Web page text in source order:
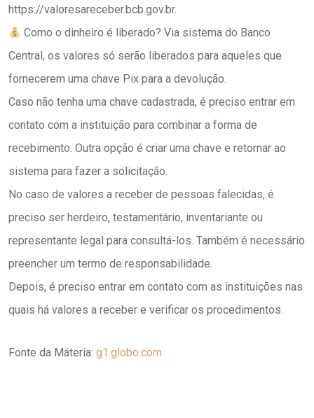
https://valoresareceber.bcb.gov.br.
Como o dinheiro é liberado? Via sistema do Banco
Central, os valores só serão liberados para aqueles que
fornecerem uma chave Pix para a devolução.
Caso não tenha uma chave cadastrada, é preciso entrar em
contato com a instituição para combinar a forma de
recebimento. Outra opção é criar uma chave e retornar ao
sistema para fazer a solicitação.
No caso de valores a receber de pessoas falecidas, é
preciso ser herdeiro, testamentário, inventariante ou
representante legal para consultá-los. Também é necessário
preencher um termo de responsabilidade.
Depois, é preciso entrar em contato com as instituições nas
quais há valores a receber e verificar os procedimentos.
Fonte da Máteria: g1.globo.com